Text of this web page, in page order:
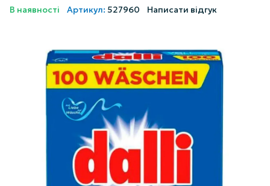
В наявності Артикул: 527960 Написати відгук